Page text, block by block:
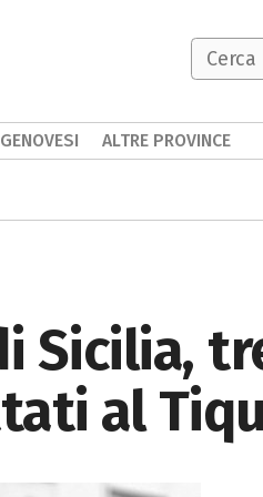
Sicilia,
al
ALTRE PROVINCE